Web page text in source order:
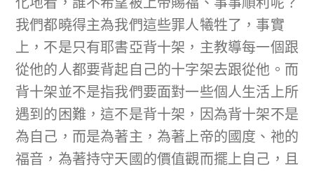
我們都曉得主為我們這些罪人犧牲了，事實
上，不是只有耶書亞背十架，主教導每一個跟
從他的人都要背起自己的十字架去跟從他。而
背十架並不是指我們要面對一些個人生活上所
遇到的困難，這不是背十架，因為背十架不是
為自己，而是為著主，為著上帝的國度、祂的
福音，為著持守天國的價值觀而擺上自己，且